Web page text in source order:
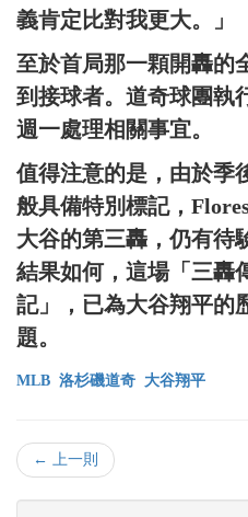
義肯定比對我更大。」
至於首局那一顆開轟的
到接球者。道奇球團執
週一處理相關事宜。
值得注意的是，由於季
般具備特別標記，
大谷的第三轟，仍有待
結果如何，這場「三轟
記」，已為大谷翔平的
題。
MLB 洛杉磯道奇 大谷翔平
← 上一則